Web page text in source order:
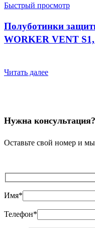
Быстрый просмотр
Полуботинки
WORKER VENT
Читать далее
Нужна консультация?
Оставьте свой номер и
Имя*
Телефон*